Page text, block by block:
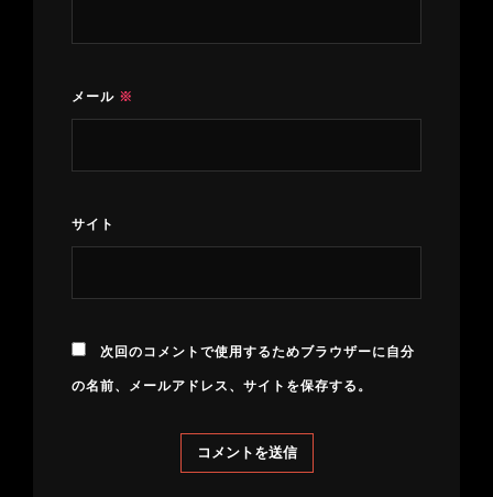
メール ※
サイト
次回のコメントで使用するためブラウザーに自分
の名前、メールアドレス、サイトを保存する。